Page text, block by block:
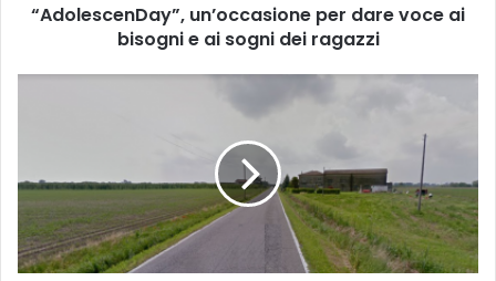
sogni
“AdolescenDay”, un’occasione per dare voce ai
bisogni e ai sogni dei ragazzi
unico
alternato
circolazione
lungo